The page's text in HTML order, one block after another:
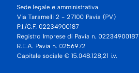
Sede legale e amministrativa
Via Taramelli 2 - 27100 Pavia (PV)
P.I./C.F. 02234900187
Registro Imprese di Pavia n. 02234900187
R.E.A. Pavia n. 0256972
Capitale sociale € 15.048.128,21 i.v.